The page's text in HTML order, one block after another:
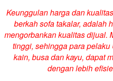
Keunggulan harga dan
berkah sofa takalar, adalah
mengorbankan kualitas dijual.
tinggi, sehingga para
kain, busa dan kayu, dapat
dengan lebih